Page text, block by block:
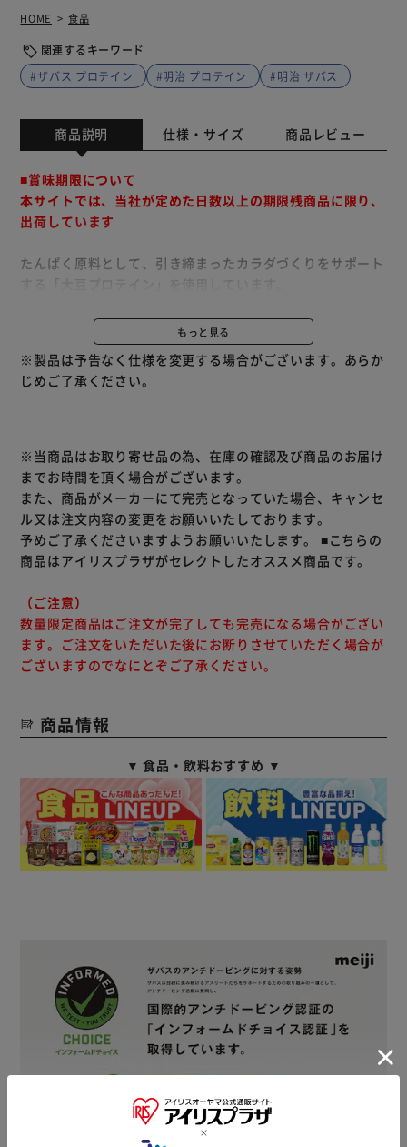
HOME 食品
関連するキーワード
#ザバス プロテイン
#明治 プロテイン #明治 ザバス
商品説明 仕様・サイズ 商品レビュー
■賞味期限について
本サイトでは、当社が定めた日数以上の期限残商品に限り、
出荷しています
たんぱく原料として、引き締まったカラダづくりをサポート
体調維持に欠かせない「ビタミンC」を配合しています。
もっと見る
※製品は予告なく仕様を変更する場合がございます。あらか
じめご了承ください。
※当商品はお取り寄せ品の為、在庫の確認及び商品のお届け
までお時間を頂く場合がございます。
また、商品がメーカーにて完売となっていた場合、キャンセ
ル又は注文内容の変更をお願いいたしております。
予めご了承くださいますようお願いいたします。 ■こちらの
商品はアイリスプラザがセレクトしたオススメ商品です。
（ご注意）
数量限定商品はご注文が完了しても完売になる場合がござい
ます。ご注文をいただいた後にお断りさせていただく場合が
ございますのでなにとぞご了承ください。
商品情報
▼ 食品・飲料おすすめ ▼